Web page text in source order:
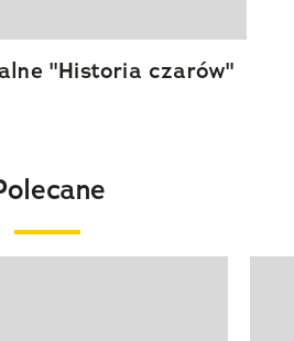
"Historia czarów"